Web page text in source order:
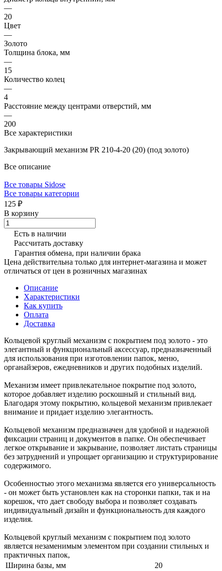
—
20
Цвет
—
Золото
Толщина блока, мм
—
15
Количество колец
—
4
Расстояние между центрами отверстий, мм
—
200
Все характеристики
Закрывающий механизм PR 210-4-20 (20) (под золото)
Все описание
Все товары Sidose
Все товары категории
125 ₽
В корзину
Есть в наличии
Рассчитать доставку
Гарантия обмена, при наличии брака
Цена действительна только для интернет-магазина и может
отличаться от цен в розничных магазинах
Описание
Характеристики
Как купить
Оплата
Доставка
Кольцевой круглый механизм с покрытием под золото - это
элегантный и функциональный аксессуар, предназначенный
для использования при изготовлении папок, меню,
органайзеров, ежедневников и других подобных изделий.
Механизм имеет привлекательное покрытие под золото,
которое добавляет изделию роскошный и стильный вид.
Благодаря этому покрытию, кольцевой механизм привлекает
внимание и придает изделию элегантность.
Кольцевой механизм предназначен для удобной и надежной
фиксации страниц и документов в папке. Он обеспечивает
легкое открывание и закрывание, позволяет листать страницы
без затруднений и упрощает организацию и структурирование
содержимого.
Особенностью этого механизма является его универсальность
- он может быть установлен как на сторонки папки, так и на
корешок, что дает свободу выбора и позволяет создавать
индивидуальный дизайн и функциональность для каждого
изделия.
Кольцевой круглый механизм с покрытием под золото
является незаменимым элементом при создании стильных и
практичных папок,
Ширина базы, мм
20